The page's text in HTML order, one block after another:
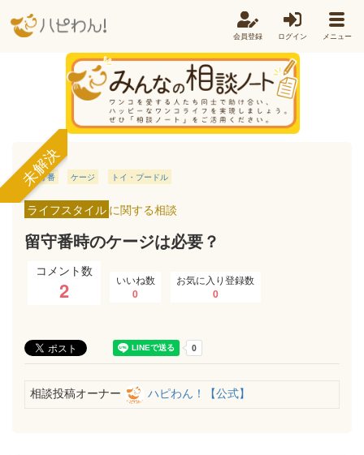
会員登録 ログイン メニュー
未解決
留守番 ケージ トイ・プードル
ライフスタイル に関する相談
留守番時のケージは必要？
コメント数
2 いいね数
0
お気に入り登録数
0
相談投稿オーナー ハピわん！【公式】